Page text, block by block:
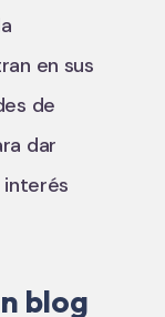
en sus
de
dar
blog